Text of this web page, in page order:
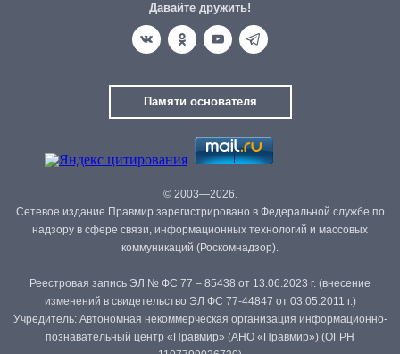
Давайте дружить!
Памяти основателя
© 2003—2026.
Сетевое издание Правмир зарегистрировано в Федеральной службе по
надзору в сфере связи, информационных технологий и массовых
коммуникаций (Роскомнадзор).
Реестровая запись ЭЛ № ФС 77 – 85438 от 13.06.2023 г. (внесение
изменений в свидетельство ЭЛ ФС 77-44847 от 03.05.2011 г.)
Учредитель: Автономная некоммерческая организация информационно-
познавательный центр «Правмир» (АНО «Правмир») (ОГРН